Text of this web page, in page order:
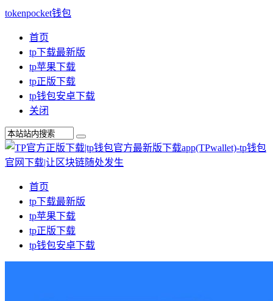
tokenpocket钱包
首页
tp下载最新版
tp苹果下载
tp正版下载
tp钱包安卓下载
关闭
首页
tp下载最新版
tp苹果下载
tp正版下载
tp钱包安卓下载